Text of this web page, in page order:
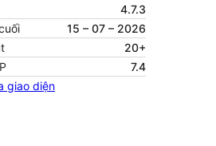
4.7.3
15 – 07 – 2026
20+
7.4
giao diện